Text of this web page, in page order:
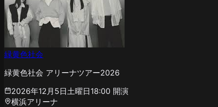
緑黄色社会
緑黄色社会 アリーナツアー2026
2026年12月5日土曜日18:00 開演
横浜アリーナ